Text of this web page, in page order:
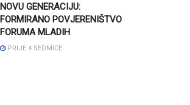
NOVU GENERACIJU:
FORMIRANO POVJERENIŠTVO
FORUMA MLADIH
PRIJE 4 SEDMICE